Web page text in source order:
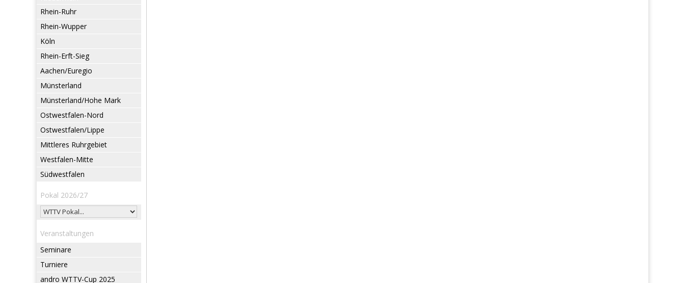
Rhein-Ruhr
Rhein-Wupper
Köln
Rhein-Erft-Sieg
Aachen/Euregio
Münsterland
Münsterland/Hohe Mark
Ostwestfalen-Nord
Ostwestfalen/Lippe
Mittleres Ruhrgebiet
Westfalen-Mitte
Südwestfalen
Pokal 2026/27
Veranstaltungen
Seminare
Turniere
andro WTTV-Cup 2025